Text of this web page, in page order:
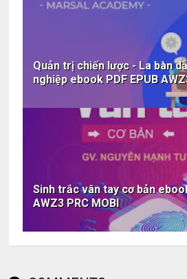
Quản trị chiến lược - La bàn
nghiệp ebook PDF EPUB
Sinh trắc vân tay cơ bản
AWZ3 PRC MOBI